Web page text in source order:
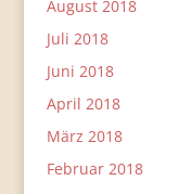
August 2018
Juli 2018
Juni 2018
April 2018
März 2018
Februar 2018